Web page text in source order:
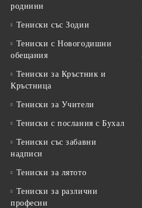
роднини
Тениски със Зодии
Тениски с Новогодишни
обещания
Тениски за Кръстник и
Кръстница
Тениски за Учители
Тениски с послания с Бухал
Тениски със забавни
надписи
Тениски за лятото
Тениски за различни
професии